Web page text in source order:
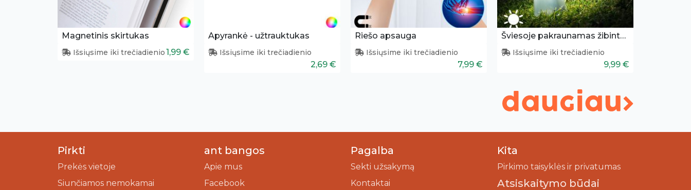
Magnetinis skirtukas
Išsiųsime iki trečiadienio1,99 €
Apyrankė - užtrauktukas
Išsiųsime iki trečiadienio
2,69 €
Riešo apsauga
Išsiųsime iki trečiadienio
7,99 €
Šviesoje pakraunamas žibintas - buteliukas
Išsiųsime iki trečiadienio
9,99 €
Pirkti
Prekės vietoje
Siunčiamos nemokamai
ant bangos
Apie mus
Facebook
Pagalba
Sekti užsakymą
Kontaktai
Kita
Pirkimo taisyklės ir privatumas
Atsiskaitymo būdai